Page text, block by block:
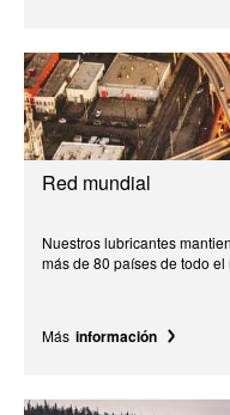
Red mundial
Nuestros lubricantes
más de 80 países de todo el
Más información